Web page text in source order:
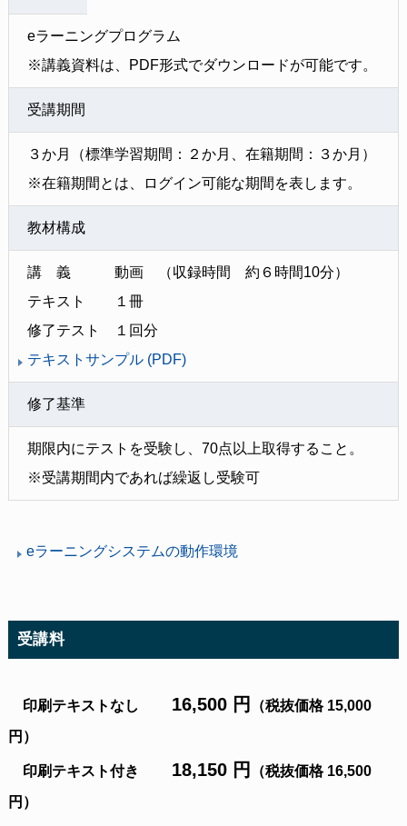
eラーニングプログラム
※講義資料は、PDF形式でダウンロードが可能です。
受講期間
３か月（標準学習期間：２か月、在籍期間：３か月）
※在籍期間とは、ログイン可能な期間を表します。
教材構成
講 義 動画 （収録時間 約６時間10分）
テキスト １冊
修了テスト １回分
テキストサンプル (PDF)
修了基準
期限内にテストを受験し、70点以上取得すること。
※受講期間内であれば繰返し受験可
eラーニングシステムの動作環境
受講料
印刷テキストなし 16,500 円
（税抜価格 15,000
円）
印刷テキスト付き 18,150 円
（税抜価格 16,500
円）